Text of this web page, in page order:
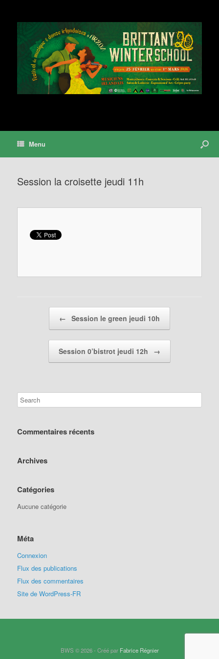
Menu
Session la croisette jeudi 11h
← Session le green jeudi 10h
Session 0’bistrot jeudi 12h →
Commentaires récents
Archives
Catégories
Aucune catégorie
Méta
Connexion
Flux des publications
Flux des commentaires
Site de WordPress-FR
BWS © 2026 - Créé par Fabrice Régnier